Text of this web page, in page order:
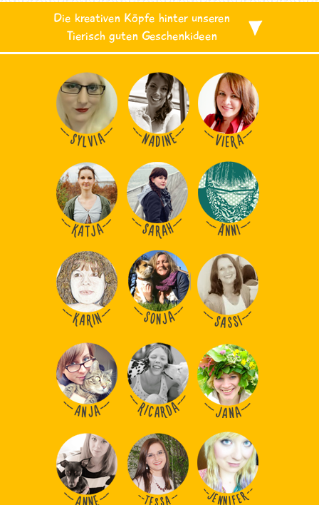
Die kreativen Köpfe hinter unseren
Tierisch guten Geschenkideen